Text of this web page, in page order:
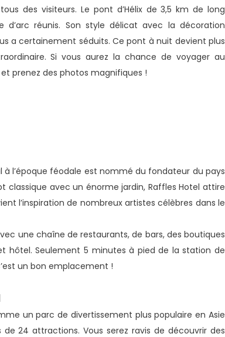
des visiteurs. Le pont d’Hélix de 3,5 km de long
réunis. Son style délicat avec la décoration
a certainement séduits. Ce pont à nuit devient plus
Si vous aurez la chance de voyager au
et prenez des photos magnifiques !
l’époque féodale est nommé du fondateur du pays
classique avec un énorme jardin, Raffles Hotel attire
l’inspiration de nombreux artistes célèbres dans le
une chaîne de restaurants, de bars, des boutiques
hôtel. Seulement 5 minutes à pied de la station de
un bon emplacement !
un parc de divertissement plus populaire en Asie
24 attractions. Vous serez ravis de découvrir des